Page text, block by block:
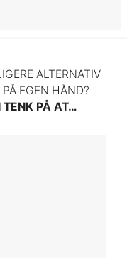
ALTERNATIV
EGEN HÅND?
TENK PÅ AT…